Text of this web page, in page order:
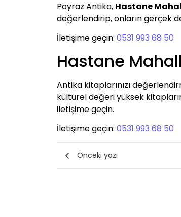
Poyraz Antika, Hastane
değerlendirip, onların gerçek
İletişime geçin: 0531 993 68 50
Hastane
Antika kitaplarınızı
kültürel değeri yüksek
iletişime geçin.
İletişime geçin: 0531 993 68 50
Önceki yazı